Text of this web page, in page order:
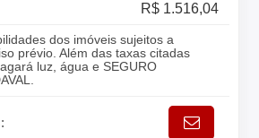
R$ 1.516,04
dos imóveis sujeitos a
prévio. Além das taxas citadas
luz, água e SEGURO